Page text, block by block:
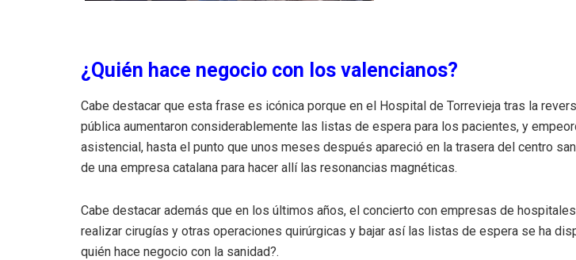
¿Quién hace negocio con los valencianos?
Cabe destacar que esta frase es icónica porque en el Hospital de Torrevieja tras la
pública aumentaron considerablemente las listas de espera para los pacientes, y
asistencial, hasta el punto que unos meses después apareció en la trasera del centro
de una empresa catalana para hacer allí las resonancias magnéticas.
Cabe destacar además que en los últimos años, el concierto con empresas de
realizar cirugías y otras operaciones quirúrgicas y bajar así las listas de espera se ha
quién hace negocio con la sanidad?.